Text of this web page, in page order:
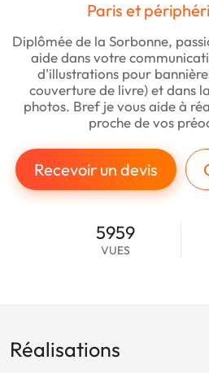
Paris et
Diplômée de la Sorbonne,
aide dans votre
d'illustrations pour
couverture de livre) et dans
photos. Bref je vous aide à
proche de vos
Recevoir un devis
5959
VUES
Réalisations